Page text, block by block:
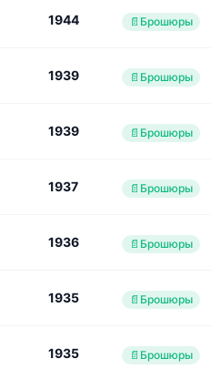
1944 📄 Брошюры
1939 📄 Брошюры
1939 📄 Брошюры
1937 📄 Брошюры
1936 📄 Брошюры
1935 📄 Брошюры
1935 📄 Брошюры